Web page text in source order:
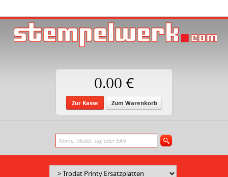
0.00 €
Zur Kasse Zum Warenkorb